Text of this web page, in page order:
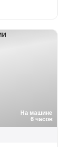
На машине
6 часов